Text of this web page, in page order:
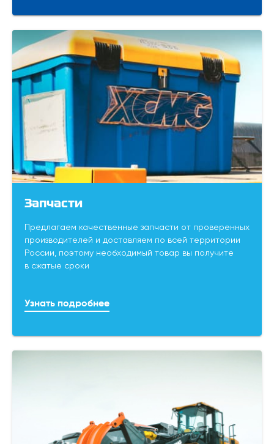
Запчасти
Предлагаем качественные запчасти от проверенных
производителей и доставляем по всей территории
России, поэтому необходимый товар вы получите
в сжатые сроки
Узнать подробнее